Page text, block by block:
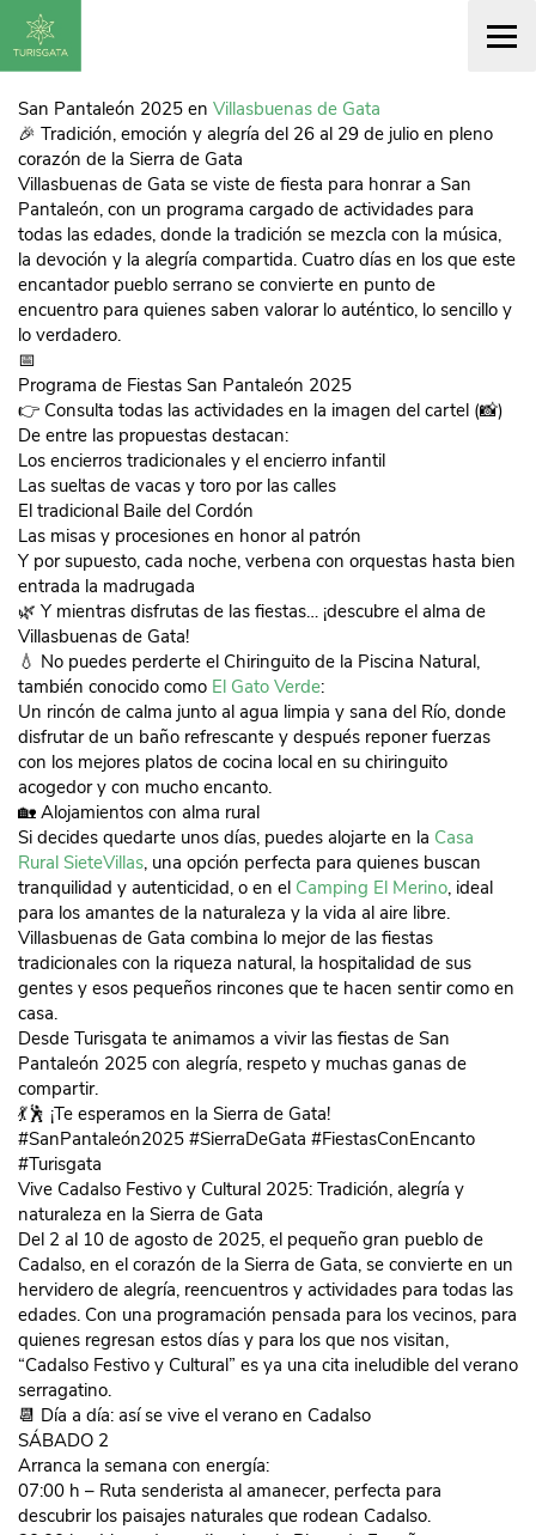
San Pantaleón 2025 en Villasbuenas de Gata
🎉 Tradición, emoción y alegría del 26 al 29 de julio en pleno
corazón de la Sierra de Gata
Villasbuenas de Gata se viste de fiesta para honrar a San
Pantaleón, con un programa cargado de actividades para
todas las edades, donde la tradición se mezcla con la música,
la devoción y la alegría compartida. Cuatro días en los que este
encantador pueblo serrano se convierte en punto de
encuentro para quienes saben valorar lo auténtico, lo sencillo y
lo verdadero.
📅
Programa de Fiestas San Pantaleón 2025
👉 Consulta todas las actividades en la imagen del cartel (📸)
De entre las propuestas destacan:
Los encierros tradicionales y el encierro infantil
Las sueltas de vacas y toro por las calles
El tradicional Baile del Cordón
Las misas y procesiones en honor al patrón
Y por supuesto, cada noche, verbena con orquestas hasta bien
entrada la madrugada
🌿 Y mientras disfrutas de las fiestas… ¡descubre el alma de
Villasbuenas de Gata!
💧 No puedes perderte el Chiringuito de la Piscina Natural,
también conocido como El Gato Verde:
Un rincón de calma junto al agua limpia y sana del Río, donde
disfrutar de un baño refrescante y después reponer fuerzas
con los mejores platos de cocina local en su chiringuito
acogedor y con mucho encanto.
🏡 Alojamientos con alma rural
Si decides quedarte unos días, puedes alojarte en la Casa
Rural SieteVillas, una opción perfecta para quienes buscan
tranquilidad y autenticidad, o en el Camping El Merino, ideal
para los amantes de la naturaleza y la vida al aire libre.
Villasbuenas de Gata combina lo mejor de las fiestas
tradicionales con la riqueza natural, la hospitalidad de sus
gentes y esos pequeños rincones que te hacen sentir como en
casa.
Desde Turisgata te animamos a vivir las fiestas de San
Pantaleón 2025 con alegría, respeto y muchas ganas de
compartir.
💃🕺 ¡Te esperamos en la Sierra de Gata!
#SanPantaleón2025 #SierraDeGata #FiestasConEncanto
#Turisgata
Vive Cadalso Festivo y Cultural 2025: Tradición, alegría y
naturaleza en la Sierra de Gata
Del 2 al 10 de agosto de 2025, el pequeño gran pueblo de
Cadalso, en el corazón de la Sierra de Gata, se convierte en un
hervidero de alegría, reencuentros y actividades para todas las
edades. Con una programación pensada para los vecinos, para
quienes regresan estos días y para los que nos visitan,
“Cadalso Festivo y Cultural” es ya una cita ineludible del verano
serragatino.
📆 Día a día: así se vive el verano en Cadalso
SÁBADO 2
Arranca la semana con energía:
07:00 h – Ruta senderista al amanecer, perfecta para
descubrir los paisajes naturales que rodean Cadalso.